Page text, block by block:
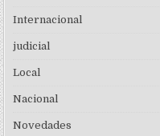
Internacional
judicial
Local
Nacional
Novedades